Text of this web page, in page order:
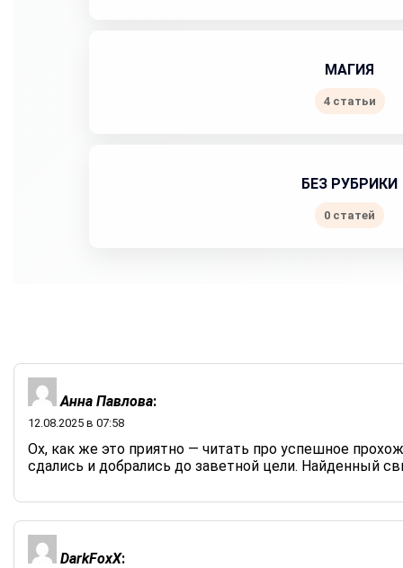
МАГИЯ
4 статьи
БЕЗ РУБРИКИ
0 статей
Анна Павлова:
12.08.2025 в 07:58
Ох, как же это приятно — читать про успешное
сдались и добрались до заветной цели. Найденный
DarkFoxX: